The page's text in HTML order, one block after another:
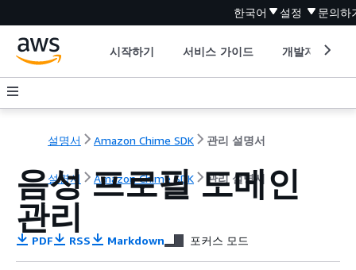
한국어 설정 문의하
시작하기 서비스 가이드 개발자 도구
설명서 Amazon Chime SDK 관리 설명서
설명서 Amazon Chime SDK 관리 설명서
음성 프로필 도메인
관리
PDF RSS Markdown 포커스 모드